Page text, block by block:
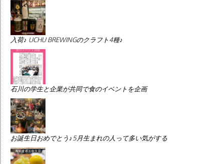
入荷♪ UCHU BREWINGのクラフト4種♪
石川の学生と企業が共同で食のイベントを企画
お誕生日おめでとう♪5月生まれの人って多い気がする